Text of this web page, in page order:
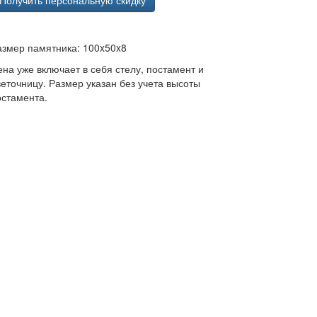
памятника: 100x50x8
уже включает в себя стелу, постамент и
Размер указан без учета высоты